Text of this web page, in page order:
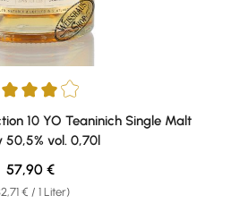
von 4 von 5 Sternen
10 YO Teaninich Single Malt
50,5% vol. 0,70l
€ / 1 Liter)
Regulärer Preis:
57,90 €